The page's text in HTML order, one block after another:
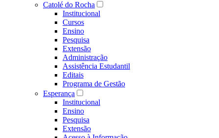
Catolé do Rocha
Institucional
Cursos
Ensino
Pesquisa
Extensão
Administração
Assistência Estudantil
Editais
Programa de Gestão
Esperança
Institucional
Ensino
Pesquisa
Extensão